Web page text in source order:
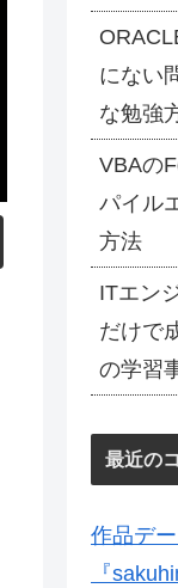
にない
な勉強
VBAの
パイル
方法
ITエン
だけで
の学習
最近の
作品デ
『